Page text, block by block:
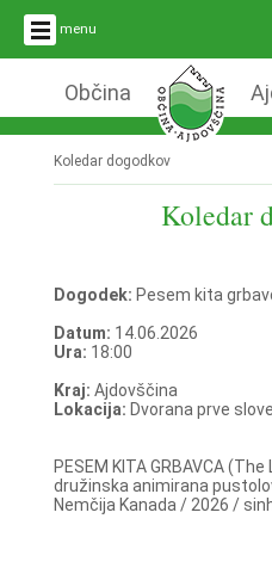
menu
Občina
Koledar dogodkov
Koledar
Dogodek: Pesem kita
Datum: 14.06.2026
Ura: 18:00
Kraj: Ajdovščina
Lokacija: Dvorana prve
PESEM KITA GRBAVCA (The
družinska animirana
Nemčija Kanada / 2026 /